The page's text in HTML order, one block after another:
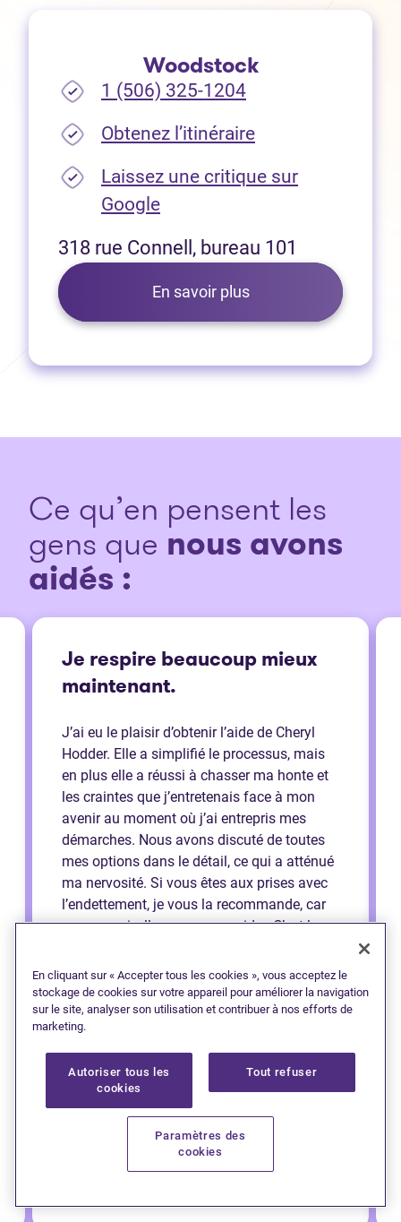
Woodstock
1 (506) 325-1204
Obtenez l’itinéraire(Ouvre dans un
Laissez une critique sur
Google(Ouvre dans un nouvel
318 rue Connell, bureau 101
En savoir plus
Ce qu’en pensent les
gens que nous avons
aidés :
Je respire beaucoup mieux
maintenant.
J’ai eu le plaisir d’obtenir l’aide de Cheryl
Hodder. Elle a simplifié le processus, mais
en plus elle a réussi à chasser ma honte et
les craintes que j’entretenais face à mon
avenir au moment où j’ai entrepris mes
démarches. Nous avons discuté de toutes
mes options dans le détail, ce qui a atténué
ma nervosité. Si vous êtes aux prises avec
l’endettement, je vous la recommande, car
croyez-moi, elle saura vous aider. C’est la
respirer un peu mieux maintenant que je
sais que je peux bâtir mon avenir de la
bonne manière. Merci Cheryl !
En cliquant sur « Accepter tous les cookies », vous acceptez le
stockage de cookies sur votre appareil pour améliorer la navigation
sur le site, analyser son utilisation et contribuer à nos efforts de
marketing.
Autoriser tous les
cookies
Tout refuser
Paramètres des
cookies